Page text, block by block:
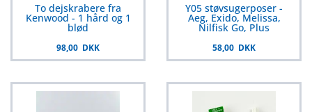
To dejskrabere fra
Kenwood - 1 hård og 1
blød
98,00 DKK
Y05 støvsugerposer -
Aeg, Exido, Melissa,
Nilfisk Go, Plus
58,00 DKK